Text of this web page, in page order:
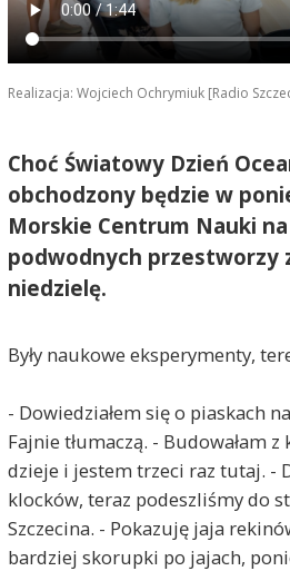
Realizacja: Wojciech Ochrymiuk [Radio
Choć Światowy Dzień
obchodzony będzie w
Morskie Centrum Nauki
podwodnych przestworzy
niedzielę.
Były naukowe eksperymenty,
- Dowiedziałem się o piaskach
Fajnie tłumaczą. - Budowałam
dzieje i jestem trzeci raz tutaj. -
klocków, teraz podeszliśmy do
Szczecina. - Pokazuję jaja
bardziej skorupki po jajach,